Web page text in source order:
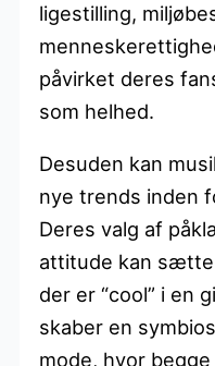
ligestilling,
påvirket deres
som helhed.
Desuden kan
nye trends inden
Deres valg af
attitude kan sætte
der er “cool” i en
skaber en
mode, hvor